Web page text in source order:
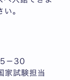
。
5－30
家試験担当